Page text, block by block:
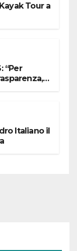
Tour a
“Per
Italiano il